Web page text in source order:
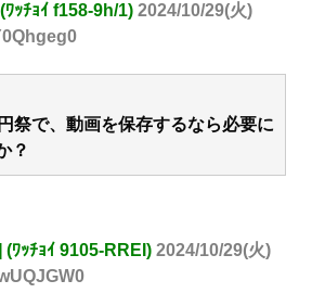
ｯﾁｮｲ f158-9h/1) 2024/10/29(火)
祭で、動画を保存するなら必要に
？
ﾜｯﾁｮｲ 9105-RREI) 2024/10/29(火)